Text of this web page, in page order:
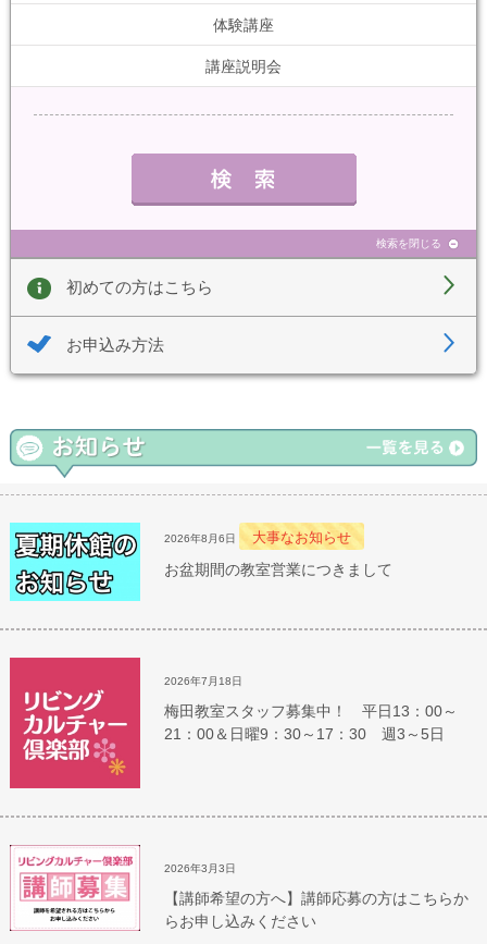
体験講座
講座説明会
検索を閉じる
初めての方はこちら
お申込み方法
2026年8月6日 大事なお知らせ
お盆期間の教室営業につきまして
2026年7月18日
梅田教室スタッフ募集中！ 平日13：00～
21：00＆日曜9：30～17：30 週3～5日
2026年3月3日
【講師希望の方へ】講師応募の方はこちらか
らお申し込みください